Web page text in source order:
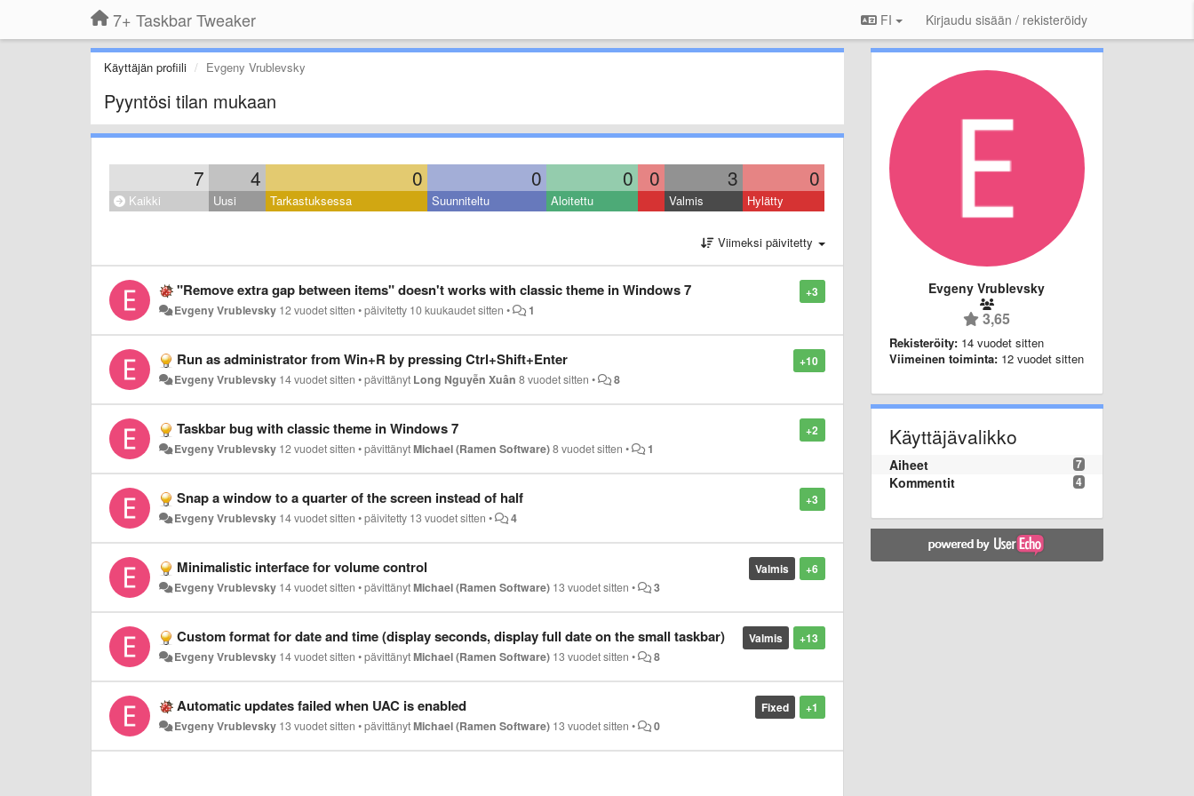
7+ Taskbar Tweaker FI Kirjaudu sisään / rekisteröidy
Käyttäjän profiili Evgeny Vrublevsky
Pyyntösi tilan mukaan
7 4 0 0 0 0 3 0
Kaikki Uusi Tarkastuksessa Suunniteltu Aloitettu Valmis Hylätty
Viimeksi päivitetty
+3
"Remove extra gap between items" doesn't works with classic theme in Windows 7
Evgeny Vrublevsky 12 vuodet sitten •päivitetty 10 kuukaudet sitten • 1
+10
Run as administrator from Win+R by pressing Ctrl+Shift+Enter
Evgeny Vrublevsky 14 vuodet sitten •pävittänyt Long Nguyễn Xuân 8 vuodet sitten • 8
+2
Taskbar bug with classic theme in Windows 7
Evgeny Vrublevsky 12 vuodet sitten •pävittänytMichael (Ramen Software)8 vuodet sitten • 1
+3
Snap a window to a quarter of the screen instead of half
Evgeny Vrublevsky 14 vuodet sitten •päivitetty 13 vuodet sitten • 4
+6
Valmis
Minimalistic interface for volume control
Evgeny Vrublevsky 14 vuodet sitten •pävittänytMichael (Ramen Software) 13 vuodet sitten • 3
+13
Valmis
Custom format for date and time (display seconds, display full date on the small taskbar)
Evgeny Vrublevsky 14 vuodet sitten •pävittänytMichael (Ramen Software) 13 vuodet sitten • 8
+1
Fixed
Automatic updates failed when UAC is enabled
Evgeny Vrublevsky 13 vuodet sitten •pävittänytMichael (Ramen Software) 13 vuodet sitten • 0
Evgeny Vrublevsky
3,65
Rekisteröity: 14 vuodet sitten
Viimeinen toiminta: 12 vuodet sitten
Käyttäjävalikko
7
Aiheet
4
Kommentit